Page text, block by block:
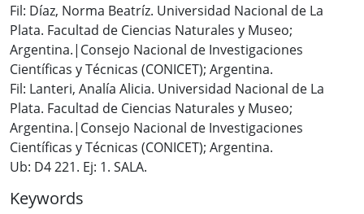
Fil: Díaz, Norma Beatríz. Universidad Nacional de La
Plata. Facultad de Ciencias Naturales y Museo;
Argentina.|Consejo Nacional de Investigaciones
Científicas y Técnicas (CONICET); Argentina.
Fil: Lanteri, Analía Alicia. Universidad Nacional de La
Plata. Facultad de Ciencias Naturales y Museo;
Argentina.|Consejo Nacional de Investigaciones
Científicas y Técnicas (CONICET); Argentina.
Ub: D4 221. Ej: 1. SALA.
Keywords